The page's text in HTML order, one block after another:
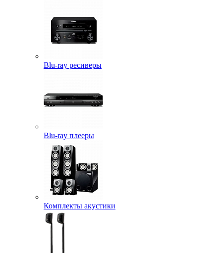
Blu-ray ресиверы
Blu-ray плееры
Комплекты акустики